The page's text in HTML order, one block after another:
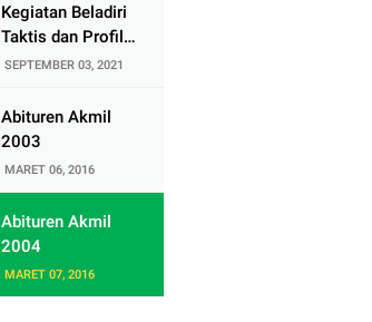
Kegiatan Beladiri
Taktis dan Profil
Satuan Yonif
SEPTEMBER 03, 2021
Abituren Akmil
2003
MARET 06, 2016
Abituren Akmil
2004
MARET 07, 2016